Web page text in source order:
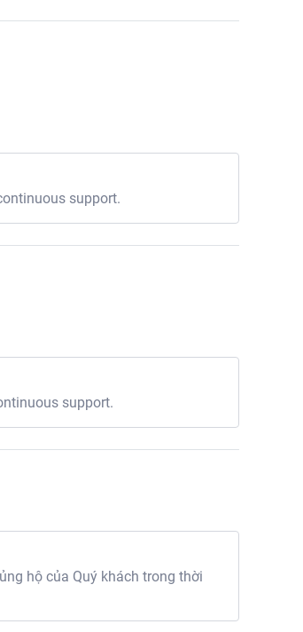
support.
support.
hộ của Quý khách trong thời